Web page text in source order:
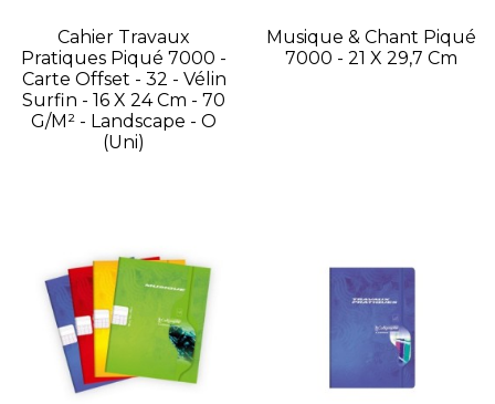
Cahier Travaux
Pratiques Piqué 7000 -
Carte Offset - 32 - Vélin
Surfin - 16 X 24 Cm - 70
G/m² - Landscape - O
(uni)
Musique & Chant Piqué
7000 - 21 X 29,7 Cm